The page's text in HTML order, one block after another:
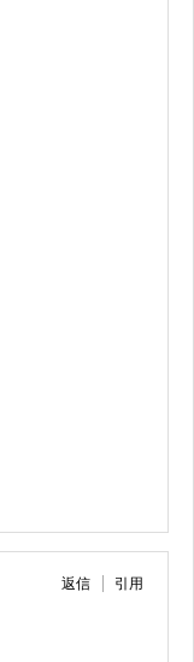
返信 引用